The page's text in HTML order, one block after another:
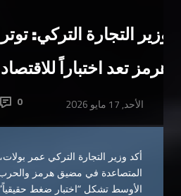
وزير التجارة التركي:
هرمز تعد اختباراً
0 الأحد, 17 مايو 2026
أكد وزير التجارة التركي عمر بولات
المتصاعدة في مضيق هرمز
الأوسط تشكل “اختبار ضغط حقيقياً”